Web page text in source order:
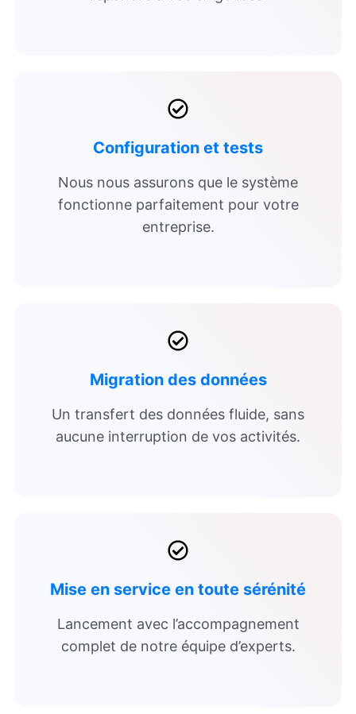
Configuration et tests
Nous nous assurons que le système
fonctionne parfaitement pour votre
entreprise.
Migration des données
Un transfert des données fluide, sans
aucune interruption de vos activités.
Mise en service en toute sérénité
Lancement avec l’accompagnement
complet de notre équipe d’experts.